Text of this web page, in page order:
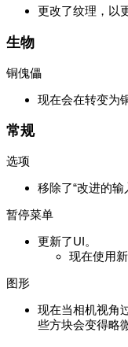
更改了纹理，以
生物
铜傀儡
现在会在转变为
常规
选项
移除了“改进的输
暂停菜单
更新了UI。
现在使用
图形
现在当相机视角
些方块会变得略